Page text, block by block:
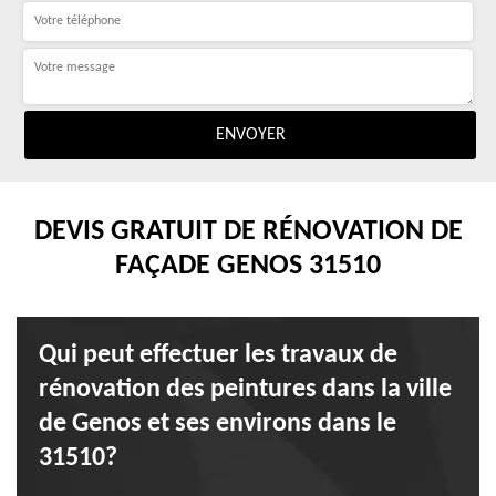
DEVIS GRATUIT DE RÉNOVATION DE
FAÇADE GENOS 31510
Qui peut effectuer les travaux de
rénovation des peintures dans la ville
de Genos et ses environs dans le
31510?